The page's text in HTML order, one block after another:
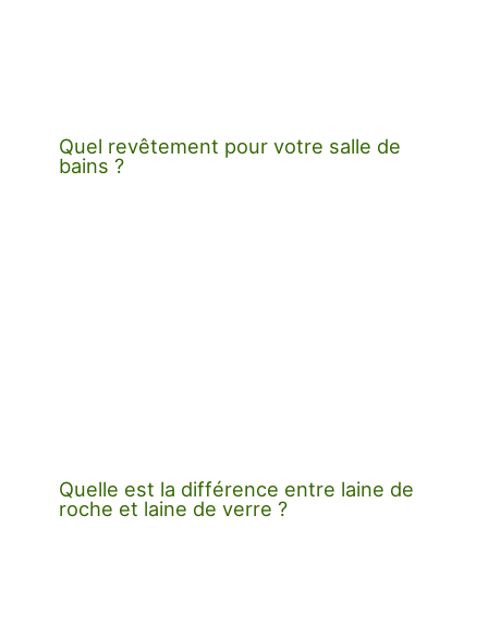
Quel revêtement pour votre salle de
bains ?
Quelle est la différence entre laine de
roche et laine de verre ?